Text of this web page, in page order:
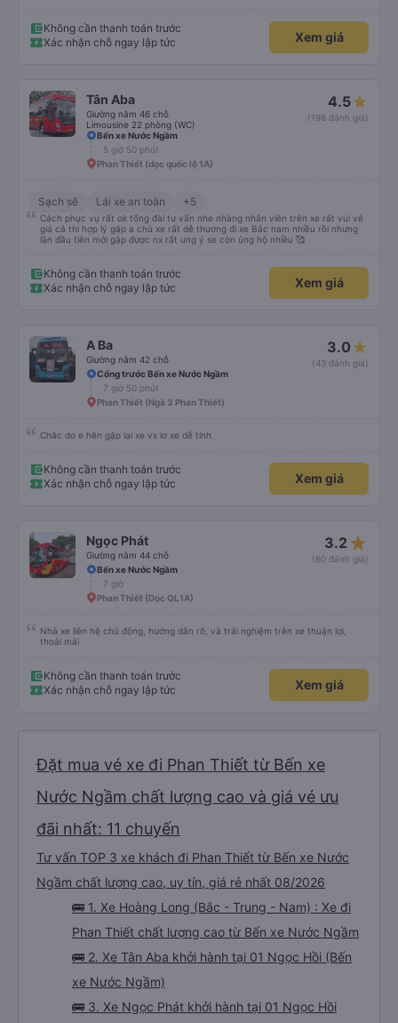
Không cần thanh toán trước
Xác nhận chỗ ngay lập tức
Xem giá
Tân Aba
Giường nằm 46 chỗ
Limousine 22 phòng (WC)
4.5
(198 đánh giá)
Bến xe Nước Ngầm
5 giờ 50 phút
Phan Thiết (dọc quốc lộ 1A)
Sạch sẽ Lái xe an toàn +5
Cách phục vụ rất ok tổng đài tư vấn nhe nhàng nhân viên trên xe rất vui vẻ
giá cả thi hợp lý gặp a chủ xe rất dễ thương đi xe Bắc nam nhiều rồi nhưng
lần đầu tiên mới gặp được nx rất ung ý se còn ủng hộ nhiều 🥰
Không cần thanh toán trước
Xác nhận chỗ ngay lập tức
Xem giá
A Ba
Giường nằm 42 chỗ
3.0
(43 đánh giá)
Cổng trước Bến xe Nước Ngầm
7 giờ 50 phút
Phan Thiết (Ngã 3 Phan Thiết)
Chắc do e hên gặp lại xe vs lơ xe dễ tính
Không cần thanh toán trước
Xác nhận chỗ ngay lập tức
Xem giá
Ngọc Phát
Giường nằm 44 chỗ
3.2 star_rate
(60 đánh giá)
Bến xe Nước Ngầm
7 giờ
Phan Thiết (Dọc QL1A)
Nhà xe liên hệ chủ động, hướng dẫn rõ, và trải nghiệm trên xe thuận lợi,
thoải mái
Không cần thanh toán trước
Xác nhận chỗ ngay lập tức
Xem giá
Đặt mua vé xe đi Phan Thiết từ Bến xe
Nước Ngầm chất lượng cao và giá vé ưu
đãi nhất: 11 chuyến
Tư vấn TOP 3 xe khách đi Phan Thiết từ Bến xe Nước
Ngầm chất lượng cao, uy tín, giá rẻ nhất 08/2026
🚌 1. Xe Hoàng Long (Bắc - Trung - Nam) : Xe đi
Phan Thiết chất lượng cao từ Bến xe Nước Ngầm
🚌 2. Xe Tân Aba khởi hành tại 01 Ngọc Hồi (Bến
xe Nước Ngầm)
🚌 3. Xe Ngọc Phát khởi hành tại 01 Ngọc Hồi